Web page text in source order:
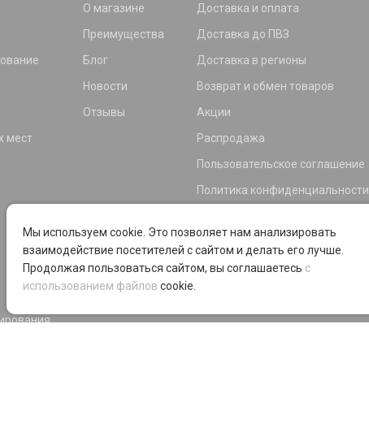
мест
О магазине
Преимущества
Блог
Новости
Отзывы
Доставка и оплата
Доставка до ПВЗ
Доставка в регионы
Возврат и обмен товаров
Акции
Распродажа
Пользовательское соглашение
Политика конфиденциальности
Программа лояльности
Мы используем cookie. Это позволяет нам анализировать
взаимодействие посетителей с сайтом и делать его лучше.
Продолжая пользоваться сайтом, вы соглашаетесь с
использованием файлов cookie.